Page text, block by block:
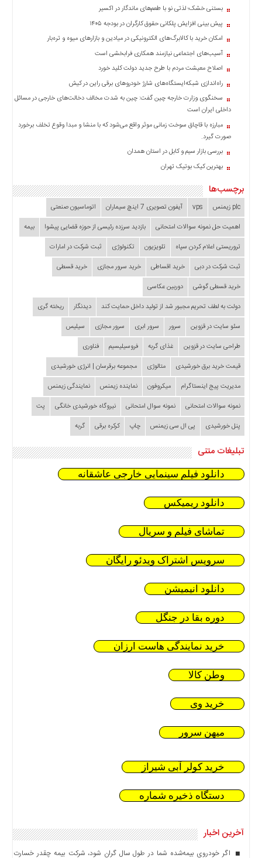
بستنی خشک؛ لذتی نو با طعم‌های ماندگار در اکسیر
پیش بینی افزایش پلکانی حقوق کارگران در بودجه ۱۴۰۵
امکان خرید با کالابرگ‌های الکترونیکی در میادین و بازارهای میوه و تره‌بار
آسیب‌های اجتماعی نیازمند همکاری فرابخشی است
اصلاح معیشت مردم با طرح جدید دولت کلید خورد
راه‌اندازی شبکه‌ایستگاه‌های شارژ خودروهای برقی راین در کیش
سخنگوی وزارت خارجه چین گفت: چین به شدت مخالف دخالت‌های خارجی در مسائل
داخلی ایران است
مبارزه با قاچاق سوخت زمانی موثر واقع می‌شود که با منشا و مبدا وقوع تخلف برخورد
صورت گیرد.
بررسی بازار سیم و کابل در استان همدان
بهترین کیک بوتیک تهران
برچسب‌ها
plc زیمنس vps آیفون تصویری 7 اینچ سیماران
اتوماسیون صنعتی
اهمیت حل نمونه سوالات امتحانی
بازدید سرزده‌ رئیسی از حوزه قضایی ‌پیشوا
بیمه
تروریستی اعلام کردن سپاه
تلویزیون تکنولوژی
ثبت شرکت در امارات
ثبت شرکت در دبی
خرید اقساطی خرید سرور مجازی
خرید قسطی
خرید قسطی گوشی
دوربین عکاسی
دولت به لطف تحریم مجبور شد از تولید داخل حمایت کند
دیدنگار
ریخته گری
سئو سایت در قزوین
سرور سرور ابری سرور مجازی
سیلیس
طراحی سایت در قزوین
غذای گربه فروسیلیسیم
فناوری
قیمت خرید برق خورشیدی
متالوژی
مجموعه برقرسان | انرژی خورشیدی
مدیریت پیج اینستاگرام
میکروفون نماینده زیمنس
نمایندگی زیمنس
نمونه سوالات امتحانی
نمونه سوال امتحانی نیروگاه خورشیدی خانگی
پت
پنل خورشیدی
پی ال سی زیمنس چاپ کرکره برقی گربه
تبلیغات متنی
دانلود فیلم سینمایی خارجی عاشقانه
دانلود ریمیکس
تماشای فیلم و سریال
سرویس اشتراک ویدئو رایگان
دانلود انیمیشن
دوره بقا در جنگل
خرید نمایندگی هاست ارزان
وطن کالا
خرید وی
میهن سرور
خرید کولر آبی شیراز
دستگاه ذخیره شماره
آخرین اخبار
اگر خودروی بیمه‌شده شما در طول سال گران شود، شرکت بیمه چقدر خسارت